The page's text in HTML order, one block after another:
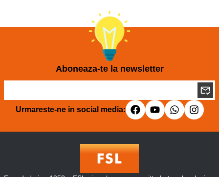
Aboneaza-te la newsletter
Urmareste-ne in social media: